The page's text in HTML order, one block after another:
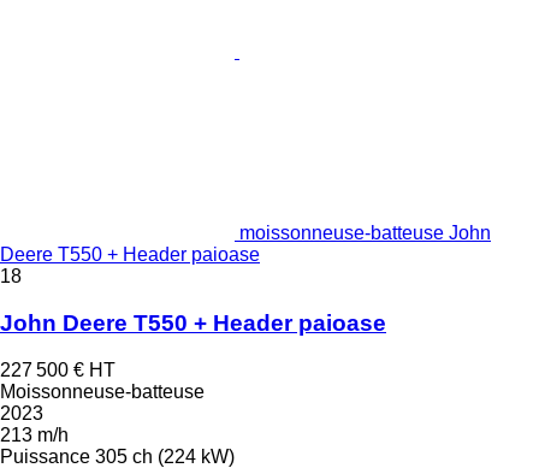
moissonneuse-batteuse John
Deere T550 + Header paioase
18
John Deere T550 + Header paioase
227 500 € HT
Moissonneuse-batteuse
2023
213 m/h
Puissance 305 ch (224 kW)